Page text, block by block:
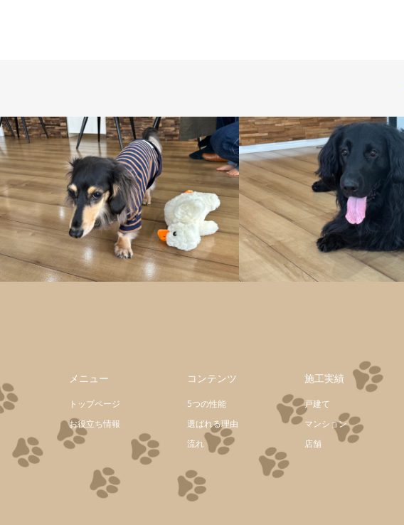
メニュー
トップページ
お役立ち情報
コンテンツ
5つの性能
選ばれる理由
流れ
施工実績
戸建て
マンション
店舗